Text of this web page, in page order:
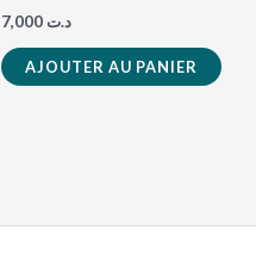
د.ت
AJOUTER AU PANIER